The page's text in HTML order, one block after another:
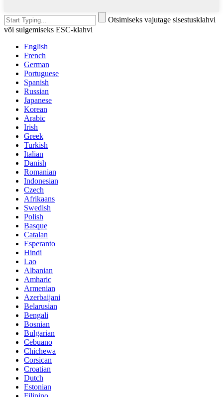
Otsimiseks vajutage sisestusklahvi
või sulgemiseks ESC-klahvi
English
French
German
Portuguese
Spanish
Russian
Japanese
Korean
Arabic
Irish
Greek
Turkish
Italian
Danish
Romanian
Indonesian
Czech
Afrikaans
Swedish
Polish
Basque
Catalan
Esperanto
Hindi
Lao
Albanian
Amharic
Armenian
Azerbaijani
Belarusian
Bengali
Bosnian
Bulgarian
Cebuano
Chichewa
Corsican
Croatian
Dutch
Estonian